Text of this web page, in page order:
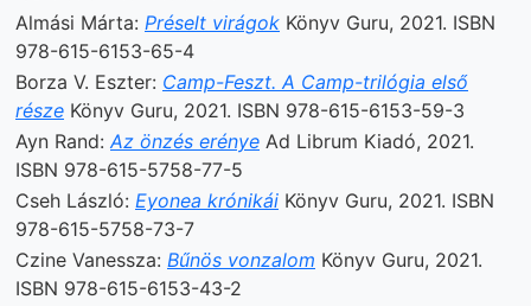
Almási Márta: Préselt virágok Könyv Guru, 2021. ISBN
978-615-6153-65-4
Borza V. Eszter: Camp-Feszt. A Camp-trilógia első
része Könyv Guru, 2021. ISBN 978-615-6153-59-3
Ayn Rand:Az önzés erénye Ad Librum Kiadó, 2021.
ISBN 978-615-5758-77-5
Cseh László: Eyonea krónikái Könyv Guru, 2021. ISBN
978-615-5758-73-7
Czine Vanessza: Bűnös vonzalom Könyv Guru, 2021.
ISBN 978-615-6153-43-2